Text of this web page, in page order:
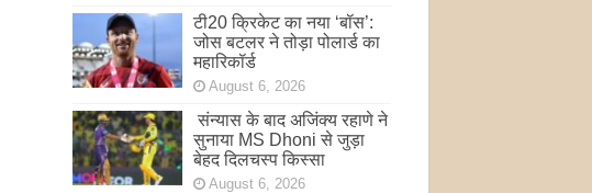
टी20 क्रिकेट का नया ‘बॉस’:
जोस बटलर ने तोड़ा पोलार्ड का
महारिकॉर्ड
August 6, 2026
संन्यास के बाद अजिंक्‍य रहाणे ने
सुनाया MS Dhoni से जुड़ा
बेहद दिलचस्प किस्सा
August 6, 2026